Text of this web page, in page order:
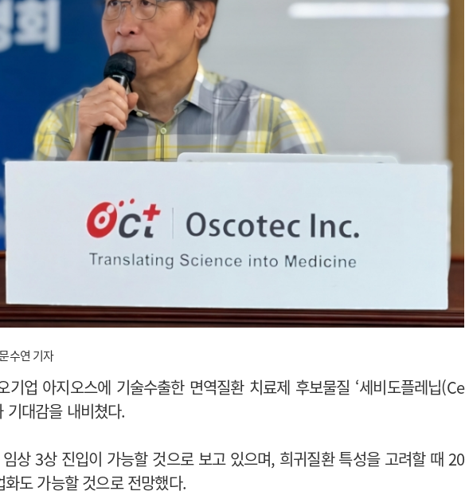
수연 기자
기업 아지오스에 기술수출한 면역질환 치료제 후보물질 ‘세비도플레닙(Ce
대감을 내비쳤다.
상 3상 진입이 가능할 것으로 보고 있으며, 희귀질환 특성을 고려할 때 20
도 가능할 것으로 전망했다.